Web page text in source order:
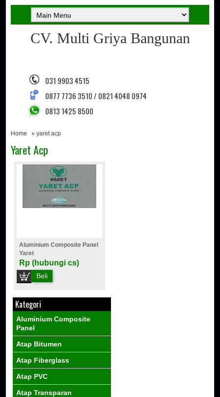
CV. Multi Griya Bangunan
031 9903 4515
0877 7736 3510 / 0821 4048 0974
0813 1425 8500
Home » yaret acp
Yaret Acp
Aluminium Composite Panel
Yaret
Rp (hubungi cs)
Beli
Kategori
Aluminium Composite
Panel
Atap Bitumen
Atap Fiberglass
Atap PVC
Atap Transparan